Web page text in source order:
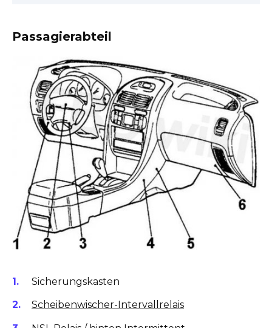
Passagierabteil
Sicherungskasten
Scheibenwischer-Intervallrelais